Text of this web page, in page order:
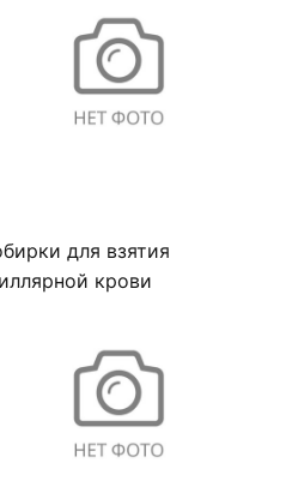
для взятия
крови